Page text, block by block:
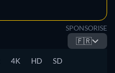
SPONSORISE
🇫🇷
4K HD SD